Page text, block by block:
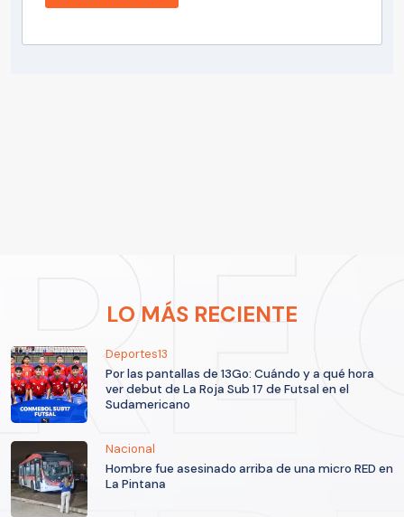
LO MÁS RECIENTE
Deportes13
Por las pantallas de 13Go: Cuándo y a qué hora
ver debut de La Roja Sub 17 de Futsal en el
Sudamericano
Nacional
Hombre fue asesinado arriba de una micro RED en
La Pintana